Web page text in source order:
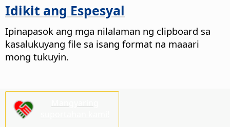
Idikit ang Espesyal
Ipinapasok ang mga nilalaman ng clipboard sa
kasalukuyang file sa isang format na maaari
mong tukuyin.